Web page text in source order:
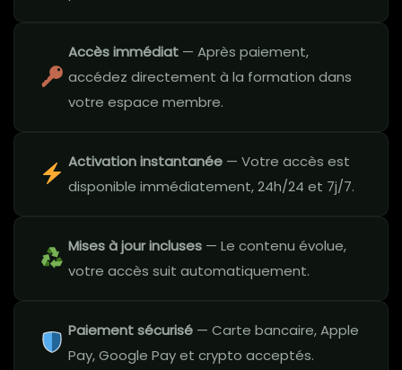
Accès immédiat — Après paiement,
accédez directement à la formation dans
votre espace membre.
Activation instantanée — Votre accès est
disponible immédiatement, 24h/24 et 7j/7.
Mises à jour incluses — Le contenu évolue,
votre accès suit automatiquement.
Paiement sécurisé — Carte bancaire, Apple
Pay, Google Pay et crypto acceptés.